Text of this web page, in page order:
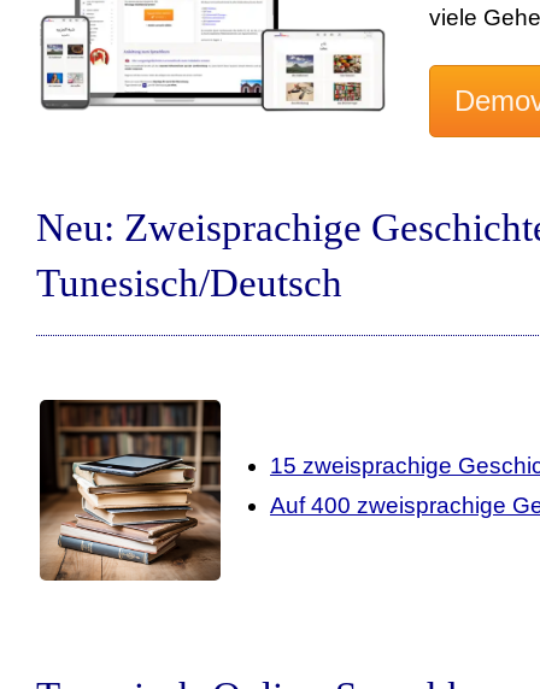
viele
Neu: Zweisprachige
Tunesisch/Deutsch
15 zweisprachige
Auf 400 zweisprachige